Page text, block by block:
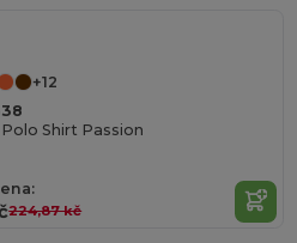
+12
Shirt Passion
224,87 kč